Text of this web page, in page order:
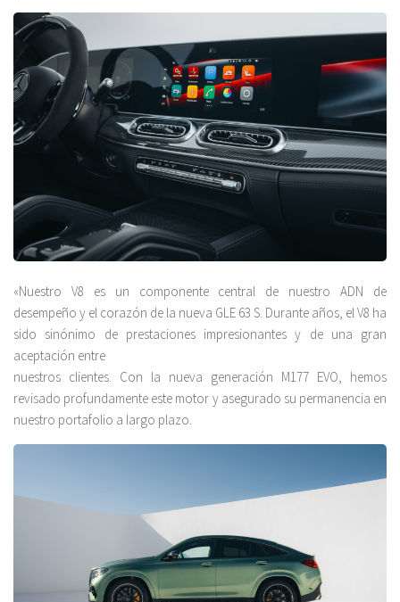
«Nuestro V8 es un componente central de nuestro ADN de
desempeño y el corazón de la nueva GLE 63 S. Durante años, el V8 ha
sido sinónimo de prestaciones impresionantes y de una gran
aceptación entre
nuestros clientes. Con la nueva generación M177 EVO, hemos
revisado profundamente este motor y asegurado su permanencia en
nuestro portafolio a largo plazo.